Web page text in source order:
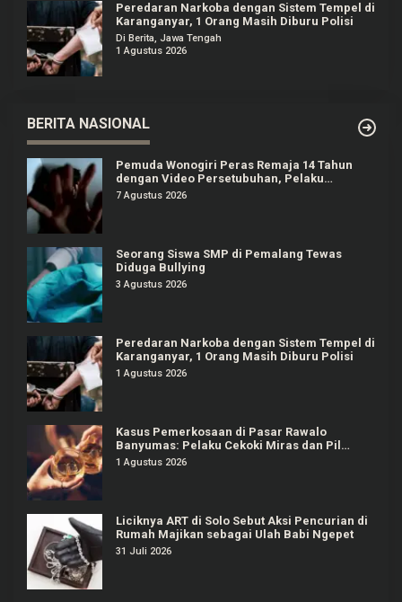
Peredaran Narkoba dengan Sistem Tempel di
Karanganyar, 1 Orang Masih Diburu Polisi
Di Berita, Jawa Tengah
1 Agustus 2026
BERITA NASIONAL
Pemuda Wonogiri Peras Remaja 14 Tahun
dengan Video Persetubuhan, Pelaku
Ditangkap
7 Agustus 2026
Seorang Siswa SMP di Pemalang Tewas
Diduga Bullying
3 Agustus 2026
Peredaran Narkoba dengan Sistem Tempel di
Karanganyar, 1 Orang Masih Diburu Polisi
1 Agustus 2026
Kasus Pemerkosaan di Pasar Rawalo
Banyumas: Pelaku Cekoki Miras dan Pil
Koplo
1 Agustus 2026
Liciknya ART di Solo Sebut Aksi Pencurian di
Rumah Majikan sebagai Ulah Babi Ngepet
31 Juli 2026